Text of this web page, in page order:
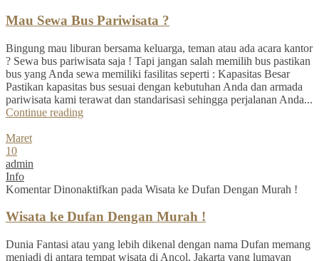
Mau Sewa Bus Pariwisata ?
Bingung mau liburan bersama keluarga, teman atau ada acara kantor
? Sewa bus pariwisata saja ! Tapi jangan salah memilih bus pastikan
bus yang Anda sewa memiliki fasilitas seperti : Kapasitas Besar
Pastikan kapasitas bus sesuai dengan kebutuhan Anda dan armada
pariwisata kami terawat dan standarisasi sehingga perjalanan Anda...
Continue reading
Maret
10
admin
Info
Komentar Dinonaktifkan pada Wisata ke Dufan Dengan Murah !
Wisata ke Dufan Dengan Murah !
Dunia Fantasi atau yang lebih dikenal dengan nama Dufan memang
menjadi di antara tempat wisata di Ancol, Jakarta yang lumayan